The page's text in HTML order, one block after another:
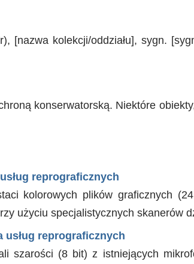
[nazwa kolekcji/oddziału], sygn.
konserwatorską. Niektóre
reprograficznych
kolorowych plików graficznych
użyciu specjalistycznych skanerów
usług reprograficznych
szarości (8 bit) z istniejących